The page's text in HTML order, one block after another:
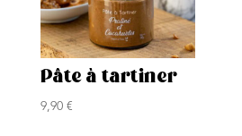
Pâte à tartiner
9,90€